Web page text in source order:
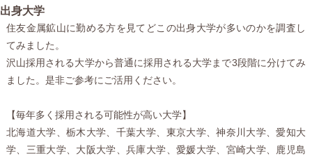
出身大学
住友金属鉱山に勤める方を見てどこの出身大学が多いのかを調査し
てみました。
沢山採用される大学から普通に採用される大学まで3段階に分けてみ
ました。是非ご参考にご活用ください。
【毎年多く採用される可能性が高い大学】
北海道大学、栃木大学、千葉大学、東京大学、神奈川大学、愛知大
学、三重大学、大阪大学、兵庫大学、愛媛大学、宮崎大学、鹿児島